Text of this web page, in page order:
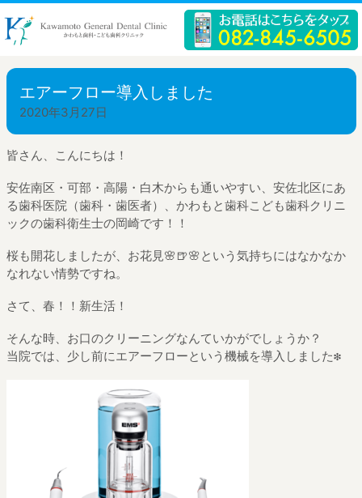
エアーフロー導入しました
2020年3月27日
皆さん、こんにちは！
安佐南区・可部・高陽・白木からも通いやすい、安佐北区にあ
る歯科医院（歯科・歯医者）、かわもと歯科こども歯科クリニ
ックの歯科衛生士の岡崎です！！
桜も開花しましたが、お花見🌸🍺🌸という気持ちにはなかなか
なれない情勢ですね。
さて、春！！新生活！
そんな時、お口のクリーニングなんていかがでしょうか？
当院では、少し前にエアーフローという機械を導入しました❇